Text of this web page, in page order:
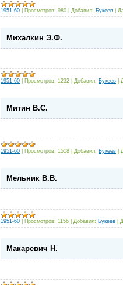
1951-60 Просмотров: 980 Добавил: Букеев
Михалкин Э.Ф.
1951-60 Просмотров: 1232 Добавил: Букеев
Митин В.С.
1951-60 Просмотров: 1518 Добавил: Букеев
Мельник В.В.
1951-60 Просмотров: 1156 Добавил: Букеев
Макаревич Н.